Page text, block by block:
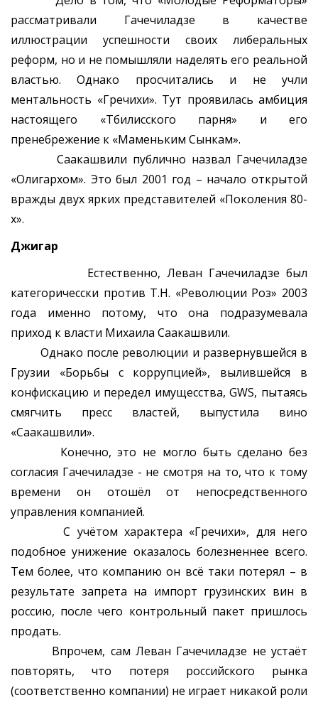
рассматривали Гачечиладзе в качестве
иллюстрации успешности своих либеральных
реформ, но и не помышляли наделять его реальной
властью. Однако просчитались и не учли
ментальность «Гречихи». Тут проявилась амбиция
настоящего «Тбилисского парня» и его
пренебрежение к «Маменьким Сынкам».
Саакашвили публично назвал Гачечиладзе
«Олигархом». Это был 2001 год – начало открытой
вражды двух ярких представителей «Поколения 80-
х».
Джигар
Естественно, Леван Гачечиладзе был
категоричесски против Т.Н. «Революции Роз» 2003
года именно потому, что она подразумевала
приход к власти Михаила Саакашвили.
Однако после революции и развернувшейся в
Грузии «Борьбы с коррупцией», вылившейся в
конфискацию и передел имущесства, GWS, пытаясь
смягчить пресс властей, выпустила вино
«Саакашвили».
Конечно, это не могло быть сделано без
согласия Гачечиладзе - не смотря на то, что к тому
времени он отошёл от непосредственного
управления компанией.
С учётом характера «Гречихи», для него
подобное унижение оказалось болезненнее всего.
Тем более, что компанию он всё таки потерял – в
результате запрета на импорт грузинских вин в
россию, после чего контрольный пакет пришлось
продать.
Впрочем, сам Леван Гачечиладзе не устаёт
повторять, что потеря российского рынка
(соответственно компании) не играет никакой роли